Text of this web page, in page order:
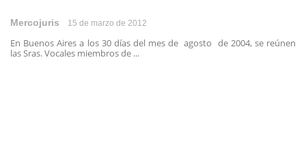
Mercojuris 15 de marzo de 2012
En Buenos Aires a los 30 días del mes de agosto de 2004, se reúnen
las Sras. Vocales miembros de ...